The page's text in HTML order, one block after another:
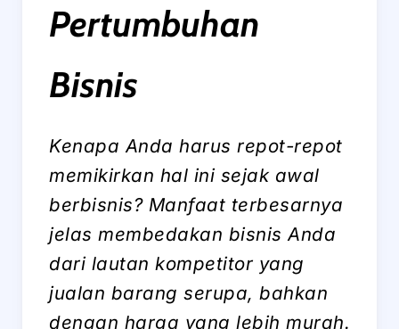
Pertumbuhan
Bisnis
Kenapa Anda harus repot-repot
memikirkan hal ini sejak awal
berbisnis? Manfaat terbesarnya
jelas membedakan bisnis Anda
dari lautan kompetitor yang
jualan barang serupa, bahkan
dengan harga yang lebih murah.